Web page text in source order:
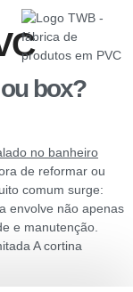
box?
de reformar ou
comum surge:
envolve não apenas
e manutenção.
A cortina